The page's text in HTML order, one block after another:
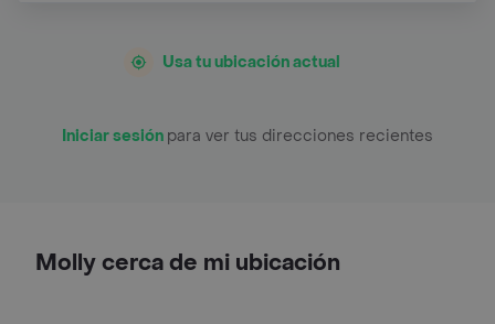
Usa tu ubicación actual
Iniciar sesión para ver tus direcciones recientes
Molly cerca de mi ubicación